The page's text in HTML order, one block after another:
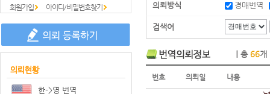
회원가입
아이디/비밀번호찾기
한->영 번역
의뢰방식 경매번역
검색어
｜총 66개
번호 의뢰일 내용